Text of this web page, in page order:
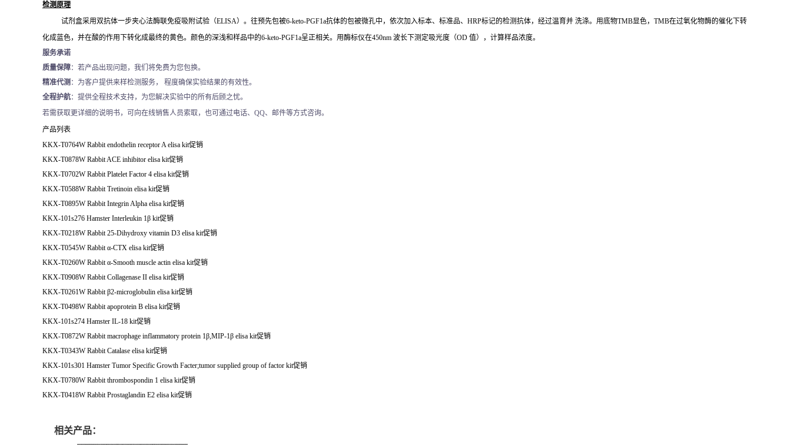
检测原理
试剂盒采用双抗体一步夹心法酶联免疫吸附试验（ELISA）。往预先包被6-keto-PGF1a抗体的包被微孔中，依次加入标本、标准品、 HRP标记的检测抗体，经过温育并 洗涤。用底物TMB显色，TMB在过氧化物酶的催化下转
化成蓝色，并在酸的作用下转化成最终的黄色。颜色的深浅和样品中的6-keto-PGF1a呈正相关。用酶标仪在450nm 波长下测定吸光度（OD 值），计算样品浓度。
服务承诺
质量保障：若产品出现问题，我们将免费为您包换。
精准代测 ：为客户提供来样检测服务， 程度确保实验结果的有效性。
全程护航：提供全程技术支持，为您解决实验中的所有后顾之忧。
若需获取更详细的说明书，可向在线销售人员索取，也可通过电话、QQ、邮件等方式咨询。
产品列表
KKX-T0764W Rabbit endothelin receptor A elisa kit促销
KKX-T0878W Rabbit ACE inhibitor elisa kit促销
KKX-T0702W Rabbit Platelet Factor 4 elisa kit促销
KKX-T0588W Rabbit Tretinoin elisa kit促销
KKX-T0895W Rabbit Integrin Alpha elisa kit促销
KKX-101s276 Hamster Interleukin 1β kit促销
KKX-T0218W Rabbit 25-Dihydroxy vitamin D3 elisa kit促销
KKX-T0545W Rabbit α-CTX elisa kit促销
KKX-T0260W Rabbit α-Smooth muscle actin elisa kit促销
KKX-T0908W Rabbit Collagenase II elisa kit促销
KKX-T0261W Rabbit β2-microglobulin elisa kit促销
KKX-T0498W Rabbit apoprotein B elisa kit促销
KKX-101s274 Hamster IL-18 kit促销
KKX-T0872W Rabbit macrophage inflammatory protein 1β,MIP-1β elisa kit促销
KKX-T0343W Rabbit Catalase elisa kit促销
KKX-101s301 Hamster Tumor Specific Growth Facter;tumor supplied group of factor kit促销
KKX-T0780W Rabbit thrombospondin 1 elisa kit促销
KKX-T0418W Rabbit Prostaglandin E2 elisa kit促销
相关产品：